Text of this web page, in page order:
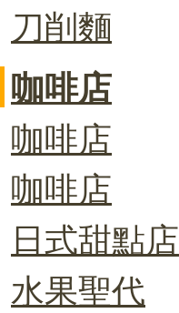
刀削麵
咖啡店
咖啡店
咖啡店
日式甜點店
水果聖代